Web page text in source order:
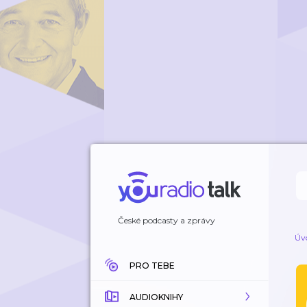
České podcasty a zprávy
PRO TEBE
AUDIOKNIHY